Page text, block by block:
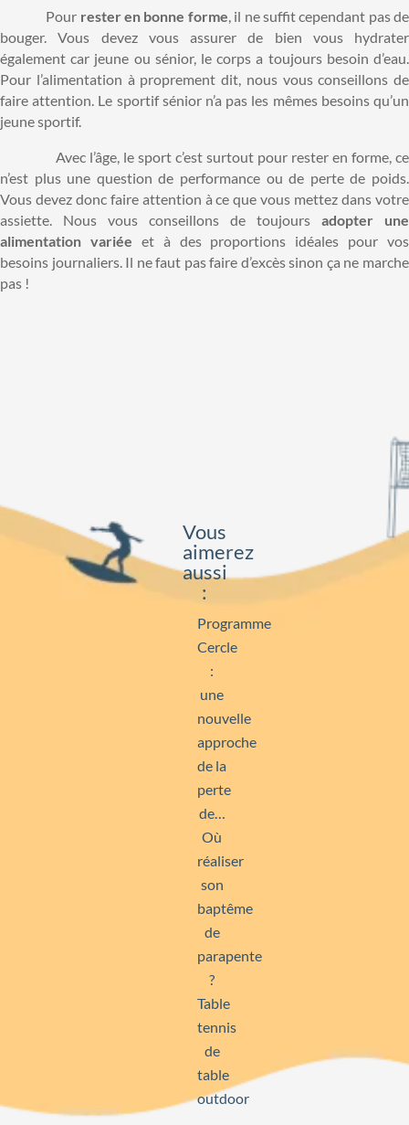
Pour rester en bonne forme, il ne suffit cependant pas de
bouger. Vous devez vous assurer de bien vous hydrater
également car jeune ou sénior, le corps a toujours besoin d’eau.
Pour l’alimentation à proprement dit, nous vous conseillons de
faire attention. Le sportif sénior n’a pas les mêmes besoins qu’un
jeune sportif.
Avec l’âge, le sport c’est surtout pour rester en forme, ce
n’est plus une question de performance ou de perte de poids.
Vous devez donc faire attention à ce que vous mettez dans votre
assiette. Nous vous conseillons de toujours adopter une
alimentation variée et à des proportions idéales pour vos
besoins journaliers. Il ne faut pas faire d’excès sinon ça ne marche
pas !
Vous
aimerez
aussi
:
Programme
Cercle
:
une
nouvelle
approche
de la
perte
de…
Où
réaliser
son
baptême
de
parapente
?
Table
tennis
de
table
outdoor